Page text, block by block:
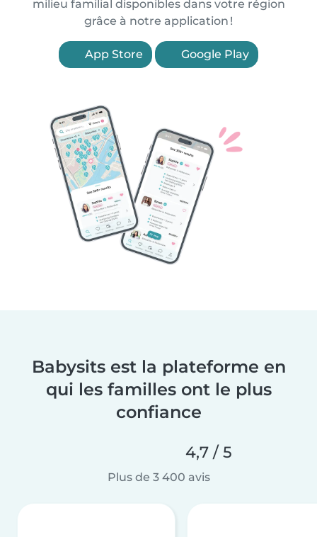
milieu familial disponibles dans votre région
grâce à notre application !
App Store Google Play
Babysits est la plateforme en
qui les familles ont le plus
confiance
4,7 / 5
Plus de 3 400 avis